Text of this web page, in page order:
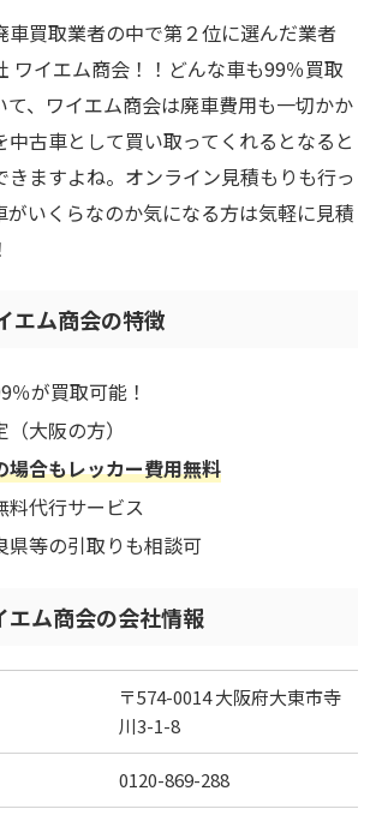
車買取業者の中で第２位に選んだ業者
ワイエム商会！！どんな車も99％買取
て、ワイエム商会は廃車費用も一切かか
中古車として買い取ってくれるとなると
きますよね。オンライン見積もりも行っ
がいくらなのか気になる方は気軽に見積
エム商会の特徴
％が買取可能！
大阪の方）
場合もレッカー費用無料
料代行サービス
県等の引取りも相談可
エム商会の会社情報
〒574-0014 大阪府大東市寺
川3-1-8
0120-869-288